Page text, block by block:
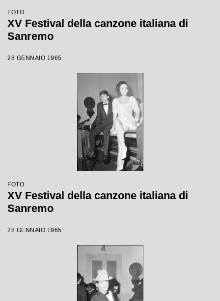
FOTO
XV Festival della canzone italiana di
Sanremo
28 GENNAIO 1965
FOTO
XV Festival della canzone italiana di
Sanremo
28 GENNAIO 1965